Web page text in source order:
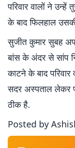
परिवार वालों ने
के बाद फिलहाल
सुजीत कुमार सुबह
बांस के अंदर से सांप
काटने के बाद
सदर अस्पताल लेकर
ठीक है.
Posted by